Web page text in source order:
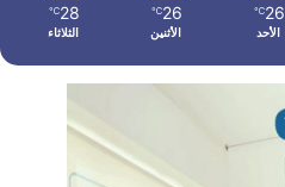
26
℃
الأحد
26
℃
الأثنين
28
℃
الثلاثاء